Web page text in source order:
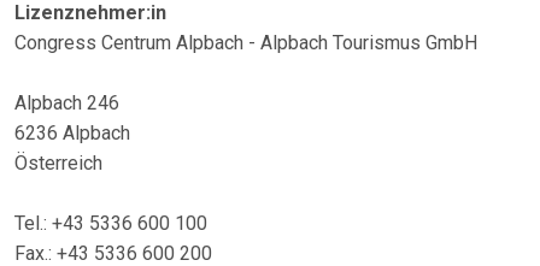
Lizenznehmer:in
Congress Centrum Alpbach - Alpbach Tourismus GmbH
Alpbach 246
6236 Alpbach
Österreich
Tel.: +43 5336 600 100
Fax.: +43 5336 600 200